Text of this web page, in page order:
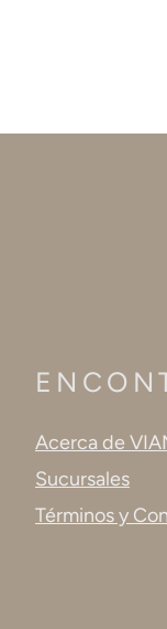
Acerca de
Sucursales
Términos y